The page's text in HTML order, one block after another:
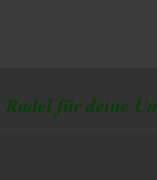
Radel für deine